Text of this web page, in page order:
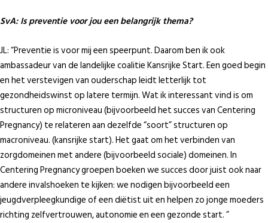
SvA: Is preventie voor jou een belangrijk thema?
JL: “Preventie is voor mij een speerpunt. Daarom ben ik ook
ambassadeur van de landelijke coalitie Kansrijke Start. Een goed begin
en het verstevigen van ouderschap leidt letterlijk tot
gezondheidswinst op latere termijn. Wat ik interessant vind is om
structuren op microniveau (bijvoorbeeld het succes van Centering
Pregnancy) te relateren aan dezelfde “soort” structuren op
macroniveau. (kansrijke start). Het gaat om het verbinden van
zorgdomeinen met andere (bijvoorbeeld sociale) domeinen. In
Centering Pregnancy groepen boeken we succes door juist ook naar
andere invalshoeken te kijken: we nodigen bijvoorbeeld een
jeugdverpleegkundige of een diëtist uit en helpen zo jonge moeders
richting zelfvertrouwen, autonomie en een gezonde start. ”